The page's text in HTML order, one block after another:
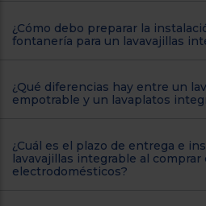
¿Cómo debo preparar la
fontanería para un lavavajillas
¿Qué diferencias hay entre un
empotrable y un lavaplatos
¿Cuál es el plazo de entrega e
lavavajillas integrable al comprar
electrodomésticos?